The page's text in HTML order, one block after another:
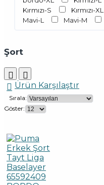
Kırmızı-S
Kırmızı-XL
Mavi-L
Mavi-M
Şort
Ürün Karşılaştır
Sırala:
Göster: